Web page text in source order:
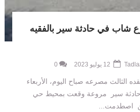
شاب في حادثة سير بالفقيه
0
الثالث مصرعه صباح اليوم، الأربعاء
في حادثة سير مروعة وقعت بمحيط حي
اصطدمت...